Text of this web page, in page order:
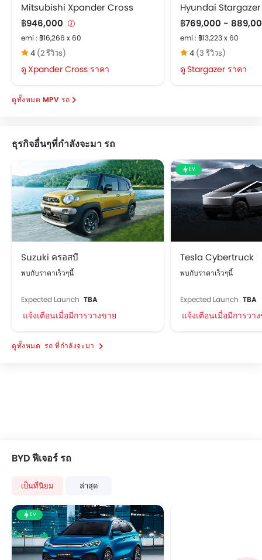
Mitsubishi Xpander Cross
฿946,000
emi : ฿16,266 x 60
4 (2 รีวิวs)
Xpander Cross ราคา
Hyundai Stargazer
฿769,000 -
emi : ฿13,223 x 60
4 (3 รีวิวs)
Stargazer ราคา
MPV รถ
ธุรกิจอื่นๆที่กำลังจะมา รถ
Suzuki ครอสบี
พบกับราคาเร็วๆนี้
Expected Launch TBA
แจ้งเตือนเมื่อมีการวางขาย
EV
Tesla Cybertruck
พบกับราคาเร็วๆนี้
Expected Launch TBA
แจ้งเตือนเมื่อมีการวา
รถ ที่กำลังจะมา
BYD ฟีเจอร์ รถ
เป็นที่นิยม ล่าสุด
EV